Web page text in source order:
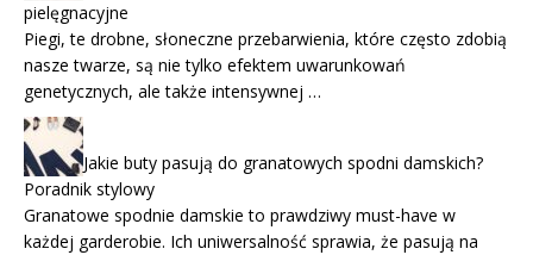
pielęgnacyjne
Piegi, te drobne, słoneczne przebarwienia, które często zdobią
nasze twarze, są nie tylko efektem uwarunkowań
genetycznych, ale także intensywnej …
Jakie buty pasują do granatowych spodni damskich?
Poradnik stylowy
Granatowe spodnie damskie to prawdziwy must-have w
każdej garderobie. Ich uniwersalność sprawia, że pasują na